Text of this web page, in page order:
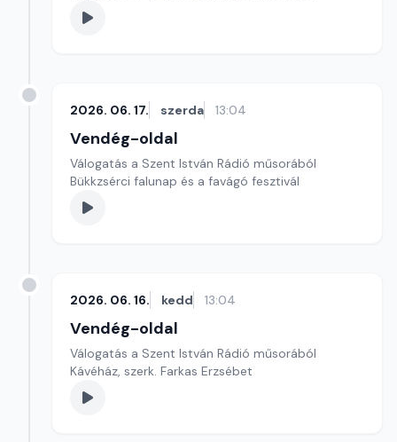
2026. 06. 17. szerda 13:04
Vendég-oldal
Válogatás a Szent István Rádió műsorából
Bükkzsérci falunap és a favágó fesztivál
2026. 06. 16. kedd 13:04
Vendég-oldal
Válogatás a Szent István Rádió műsorából
Kávéház, szerk. Farkas Erzsébet